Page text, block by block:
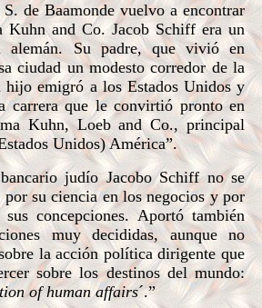
de Baamonde vuelvo a encontrar
Kuhn and Co. Jacob Schiff era un
alemán. Su padre, que vivió en
ciudad un modesto corredor de la
hijo emigró a los Estados Unidos y
carrera que le convirtió pronto en
Kuhn, Loeb and Co., principal
Unidos) América”.
judío Jacobo Schiff no se
su ciencia en los negocios y por
concepciones. Aportó también
muy decididas, aunque no
la acción política dirigente que
sobre los destinos del mundo:
of human affairs´.”